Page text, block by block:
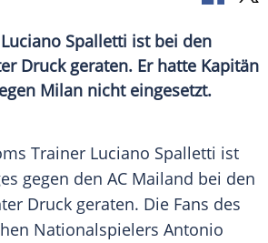
Spalletti ist bei den
Druck geraten. Er hatte Kapitän
Milan nicht eingesetzt.
Trainer Luciano Spalletti ist
gegen den AC Mailand bei den
Druck geraten. Die Fans des
Nationalspielers Antonio